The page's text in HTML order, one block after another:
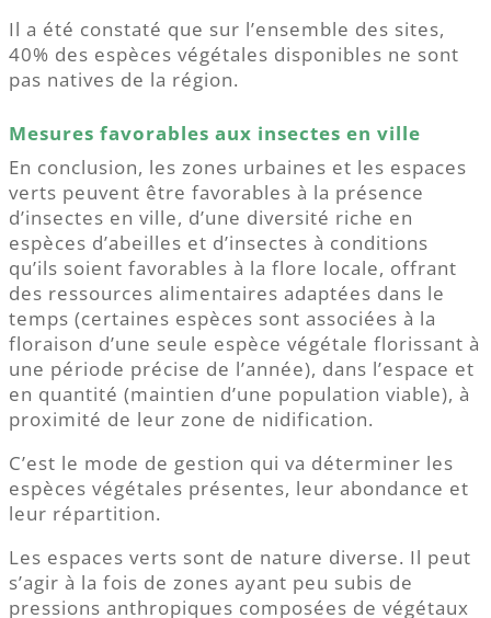
Il a été constaté que sur l’ensemble des sites,
40% des espèces végétales disponibles ne sont
pas natives de la région.
Mesures favorables aux insectes en ville
En conclusion, les zones urbaines et les espaces
verts peuvent être favorables à la présence
d’insectes en ville, d’une diversité riche en
espèces d’abeilles et d’insectes à conditions
qu’ils soient favorables à la flore locale, offrant
des ressources alimentaires adaptées dans le
temps (certaines espèces sont associées à la
floraison d’une seule espèce végétale florissant à
une période précise de l’année), dans l’espace et
en quantité (maintien d’une population viable), à
proximité de leur zone de nidification.
C’est le mode de gestion qui va déterminer les
espèces végétales présentes, leur abondance et
leur répartition.
Les espaces verts sont de nature diverse. Il peut
s’agir à la fois de zones ayant peu subis de
pressions anthropiques composées de végétaux